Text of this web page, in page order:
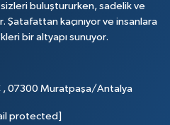
sizleri buluştururken, sadelik ve
kaçınıyor ve insanlara
bir altyapı sunuyor.
, 07300 Muratpaşa/Antalya
protected]